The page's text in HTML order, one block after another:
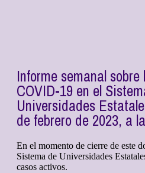
Informe semanal
COVID-19 en el
Universidades
de febrero de 2023, a
En el momento de cierre de este
Sistema de Universidades
casos activos.